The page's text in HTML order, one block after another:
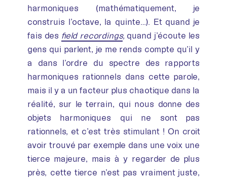
harmoniques (mathématiquement, je
construis l’octave, la quinte…). Et quand je
fais des field recordings,quand j’écoute les
gens qui parlent, je me rends compte qu’il y
a dans l’ordre du spectre des rapports
harmoniques rationnels dans cette parole,
mais il y a un facteur plus chaotique dans la
réalité, sur le terrain, qui nous donne des
objets harmoniques qui ne sont pas
rationnels, et c’est très stimulant ! On croit
avoir trouvé par exemple dans une voix une
tierce majeure, mais à y regarder de plus
près, cette tierce n’est pas vraiment juste,